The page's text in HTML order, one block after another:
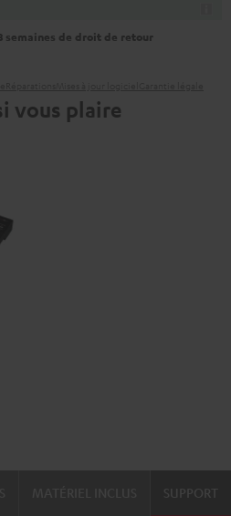
semaines de droit de retour
vous plaire
SUPPORT